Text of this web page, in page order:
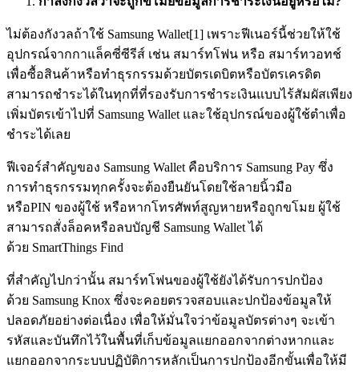
ไม่ต้องกังวลถ้าใช้ Samsung Wallet[1] เพราะฟีเนอร์นี้ช่วยให้ใช้
อุปกรณ์จากกาแล็คซี่ซีรีส์ เช่น สมาร์ทโฟน หรือ สมาร์ทวอทช์
เพื่อซื้อสินค้าหรือทำธุรกรรมด้วยบัตรเดบิตหรือบัตรเครดิต
สามารถชำระได้ในทุกที่ที่รองรับการชำระเงินแบบไร้สัมผัสเพียง
เพิ่มบัตรเข้าไปที่ Samsung Wallet และใช้อุปกรณ์ของผู้ใช้ตำเพื่อ
ชำระได้เลย
ฟีเจอร์สำคัญของ Samsung Wallet คือบริการ Samsung Pay ซึ่ง
การทำธุรกรรมทุกครั้งจะต้องยืนยันโดยใช้ลายนิ้วมือ
หรือPIN ของผู้ใช้ หรือหากโทรศัพท์สูญหายหรือถูกขโมย ผู้ใช้
สามารถสั่งล็อคหรือลบบัญชี Samsung Wallet ได้
ด้วย SmartThings Find
ที่สำคัญไปกว่านั้น สมาร์ทโฟนของผู้ใช้ยังได้รับการปกป้อง
ด้วย Samsung Knox ซึ่งจะคอยตรวจสอบและปกป้องข้อมูลให้
ปลอดภัยอย่างต่อเนื่อง เพื่อให้มั่นใจว่าข้อมูลบัตรต่างๆ จะเข้า
รหัสและบันทึกไว้ในพื้นที่เก็บข้อมูลแยกออกจากต่างหากและ
แยกออกจากระบบปฏิบัติการหลักเป็นการปกป้องอีกขั้นเพื่อให้มี